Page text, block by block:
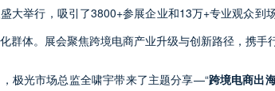
大举行，吸引了3800+参展企业和13万+专业观众到
群体。展会聚焦跨境电商产业升级与创新路径，携手
极光市场总监全啸宇带来了主题分享—“跨境电商出